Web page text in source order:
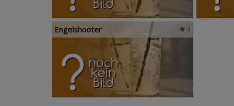
4
Engelshooter